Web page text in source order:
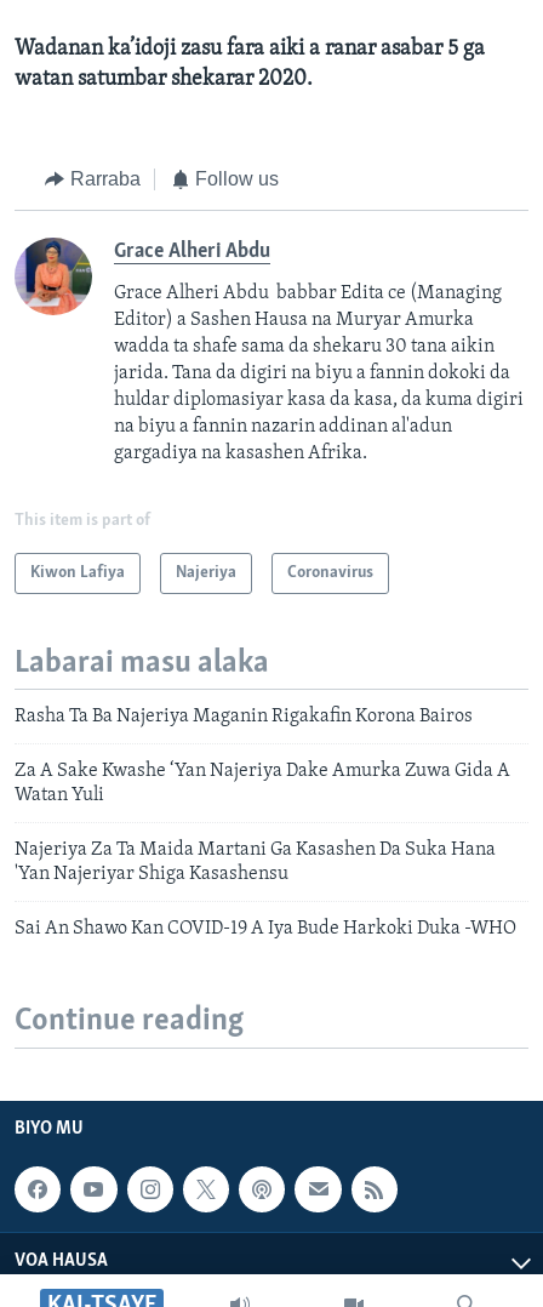
Wadanan ka’idoji zasu fara aiki a ranar asabar 5 ga
watan satumbar shekarar 2020.
Rarraba Follow us
Grace Alheri Abdu
Grace Alheri Abdu babbar Edita ce (Managing
Editor) a Sashen Hausa na Muryar Amurka
wadda ta shafe sama da shekaru 30 tana aikin
jarida. Tana da digiri na biyu a fannin dokoki da
huldar diplomasiyar kasa da kasa, da kuma digiri
na biyu a fannin nazarin addinan al'adun
gargadiya na kasashen Afrika.
This item is part of
Kiwon Lafiya Najeriya Coronavirus
Labarai masu alaka
Rasha Ta Ba Najeriya Maganin Rigakafin Korona Bairos
Za A Sake Kwashe ‘Yan Najeriya Dake Amurka Zuwa Gida A
Watan Yuli
Najeriya Za Ta Maida Martani Ga Kasashen Da Suka Hana
'Yan Najeriyar Shiga Kasashensu
Sai An Shawo Kan COVID-19 A Iya Bude Harkoki Duka -WHO
Continue reading
BIYO MU
VOA HAUSA